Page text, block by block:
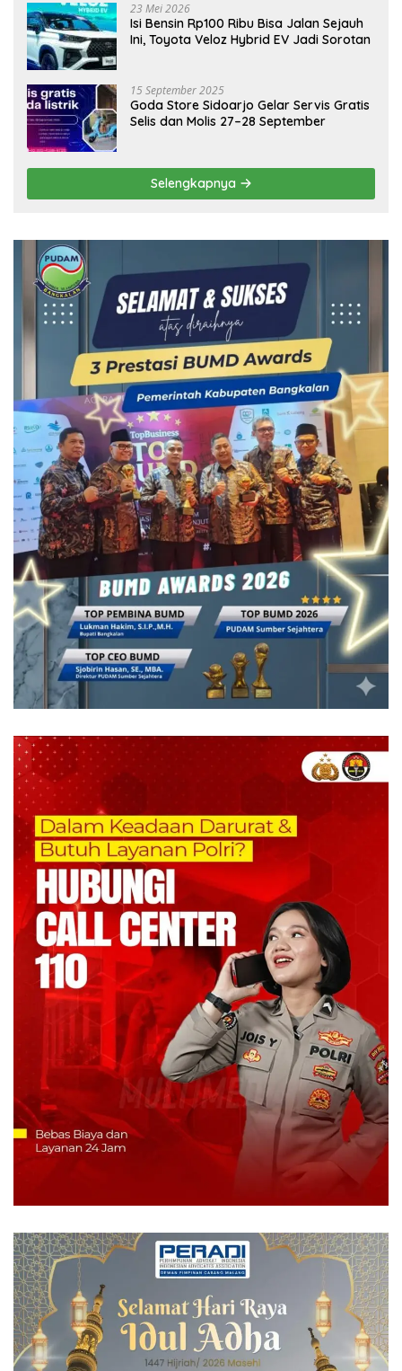
23 Mei 2026
Isi Bensin Rp100 Ribu Bisa Jalan Sejauh
Ini, Toyota Veloz Hybrid EV Jadi Sorotan
15 September 2025
Goda Store Sidoarjo Gelar Servis Gratis
Selis dan Molis 27–28 September
Selengkapnya